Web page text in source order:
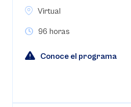
Virtual
96 horas
Conoce el programa